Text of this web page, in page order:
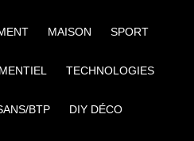
MAISON SPORT
TECHNOLOGIES
BTP DIY DÉCO